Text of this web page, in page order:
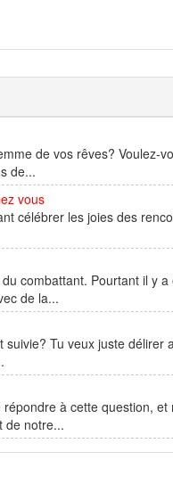
de vos rêves? Voulez-
de...
vous
célébrer les joies des
combattant. Pourtant il y
de la...
Tu veux juste
à cette question,
de notre...